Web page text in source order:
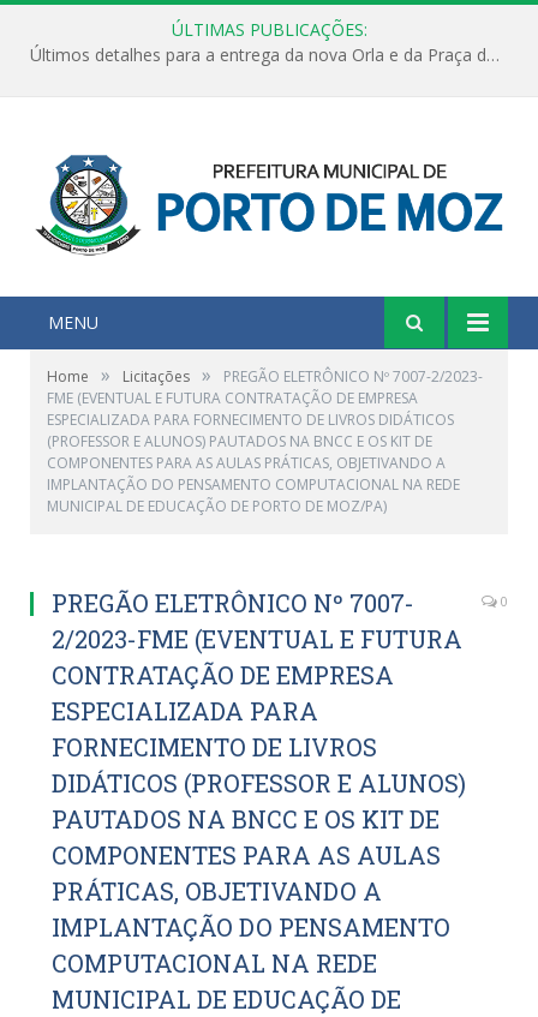
ÚLTIMAS PUBLICAÇÕES:
Últimos detalhes para a entrega da nova Orla e da Praça do Praião
MENU
Home » Licitações »
PREGÃO ELETRÔNICO Nº 7007-2/2023-
FME (EVENTUAL E FUTURA CONTRATAÇÃO DE EMPRESA
ESPECIALIZADA PARA FORNECIMENTO DE LIVROS DIDÁTICOS
(PROFESSOR E ALUNOS) PAUTADOS NA BNCC E OS KIT DE
COMPONENTES PARA AS AULAS PRÁTICAS, OBJETIVANDO A
IMPLANTAÇÃO DO PENSAMENTO COMPUTACIONAL NA REDE
MUNICIPAL DE EDUCAÇÃO DE PORTO DE MOZ/PA)
PREGÃO ELETRÔNICO Nº 7007-
2/2023-FME (EVENTUAL E FUTURA
CONTRATAÇÃO DE EMPRESA
ESPECIALIZADA PARA
FORNECIMENTO DE LIVROS
DIDÁTICOS (PROFESSOR E ALUNOS)
PAUTADOS NA BNCC E OS KIT DE
COMPONENTES PARA AS AULAS
PRÁTICAS, OBJETIVANDO A
IMPLANTAÇÃO DO PENSAMENTO
COMPUTACIONAL NA REDE
MUNICIPAL DE EDUCAÇÃO DE
0